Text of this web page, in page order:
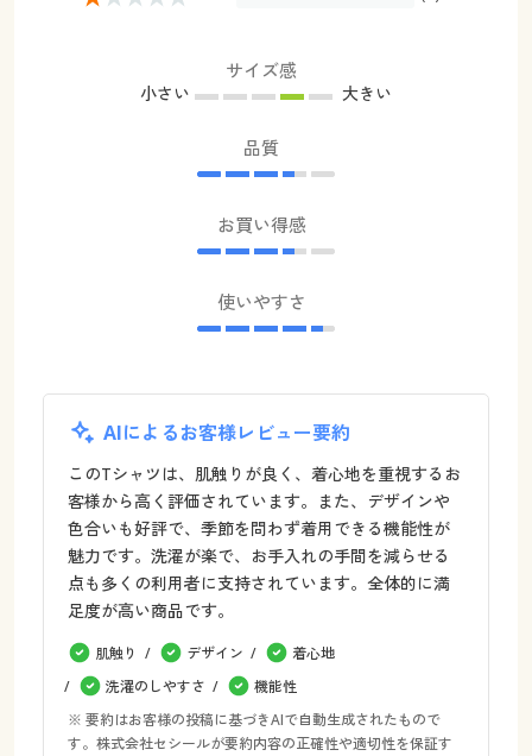
サイズ感
小さい 大きい
品質
お買い得感
使いやすさ
AIによるお客様レビュー要約
このTシャツは、肌触りが良く、着心地を重視するお
客様から高く評価されています。また、デザインや
色合いも好評で、季節を問わず着用できる機能性が
魅力です。洗濯が楽で、お手入れの手間を減らせる
点も多くの利用者に支持されています。全体的に満
足度が高い商品です。
肌触り デザイン
着心地
洗濯のしやすさ
機能性
※ 要約はお客様の投稿に基づきAIで自動生成されたもので
す。株式会社セシールが要約内容の正確性や適切性を保証す